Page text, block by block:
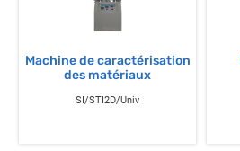
Machine de caractérisation
des matériaux
SI/STI2D/Univ